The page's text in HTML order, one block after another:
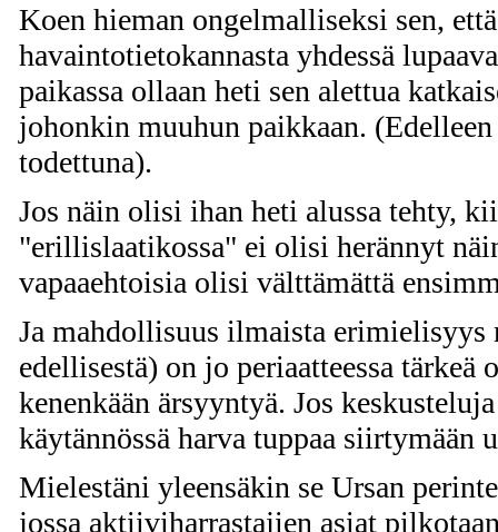
Koen hieman ongelmalliseksi sen,
havaintotietokannasta yhdessä
paikassa ollaan heti sen alettua
johonkin muuhun paikkaan.
todettuna).
Jos näin olisi ihan heti alussa tehty,
"erillislaatikossa" ei olisi herännyt
vapaaehtoisia olisi välttämättä
Ja mahdollisuus ilmaista erimielisyys
edellisestä) on jo periaatteessa
kenenkään ärsyyntyä. Jos
käytännössä harva tuppaa siirtymään
Mielestäni yleensäkin se Ursan
jossa aktiiviharrastajien asiat